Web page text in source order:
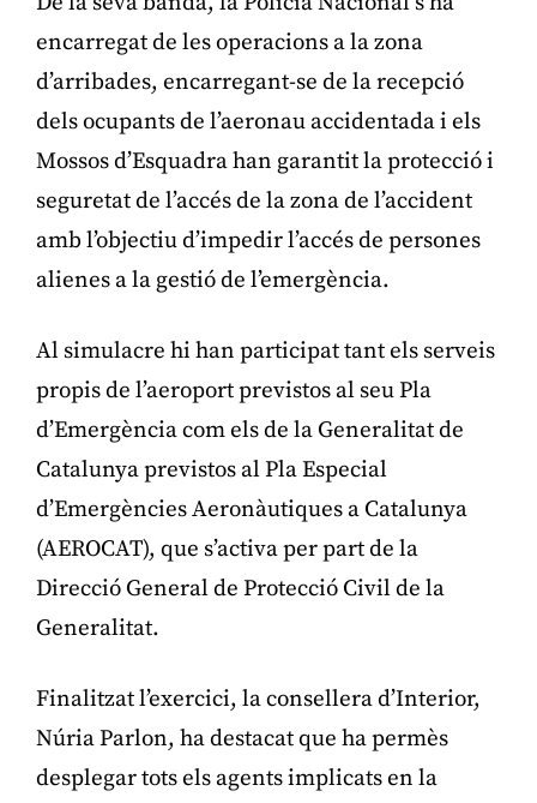
encarregat de les operacions a la zona
d’arribades, encarregant-se de la recepció
dels ocupants de l’aeronau accidentada i els
Mossos d’Esquadra han garantit la protecció i
seguretat de l’accés de la zona de l’accident
amb l’objectiu d’impedir l’accés de persones
alienes a la gestió de l’emergència.
Al simulacre hi han participat tant els serveis
propis de l’aeroport previstos al seu Pla
d’Emergència com els de la Generalitat de
Catalunya previstos al Pla Especial
d’Emergències Aeronàutiques a Catalunya
(AEROCAT), que s’activa per part de la
Direcció General de Protecció Civil de la
Generalitat.
Finalitzat l’exercici, la consellera d’Interior,
Núria Parlon, ha destacat que ha permès
desplegar tots els agents implicats en la